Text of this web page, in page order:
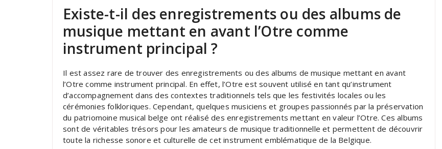
Existe-t-il des enregistrements ou des albums de
musique mettant en avant l’Otre comme
instrument principal ?
Il est assez rare de trouver des enregistrements ou des albums de musique mettant en avant
l’Otre comme instrument principal. En effet, l’Otre est souvent utilisé en tant qu’instrument
d’accompagnement dans des contextes traditionnels tels que les festivités locales ou les
cérémonies folkloriques. Cependant, quelques musiciens et groupes passionnés par la préservation
du patriomoine musical belge ont réalisé des enregistrements mettant en valeur l’Otre. Ces albums
sont de véritables trésors pour les amateurs de musique traditionnelle et permettent de découvrir
toute la richesse sonore et culturelle de cet instrument emblématique de la Belgique.